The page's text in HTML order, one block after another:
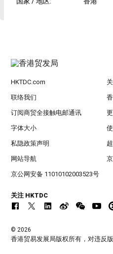
HKTDC.com
联络我们
订阅商贸全接触电邮通讯
字体大小
私隐政策声明
网站导航
京公网安备 11010102003523号
关注 HKTDC
© 2026
香港贸易发展局版权所有，对违反